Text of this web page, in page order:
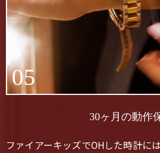
05
30ヶ月の動作
ファイアーキッズでOHした時計に